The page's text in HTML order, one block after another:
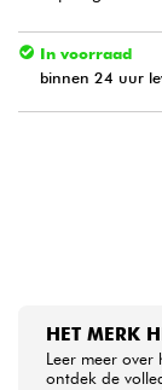
Kinderen
Kabels
In voorraad
binnen 24 uur
HET MERK
Leer meer over
ontdek de